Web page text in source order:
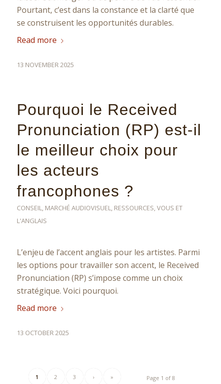
Pourtant, c’est dans la constance et la clarté que
se construisent les opportunités durables.
Read more
13 NOVEMBER 2025
Pourquoi le Received
Pronunciation (RP) est-il
le meilleur choix pour
les acteurs
francophones ?
CONSEIL, MARCHÉ AUDIOVISUEL, RESSOURCES,VOUS ET
L'ANGLAIS
L’enjeu de l’accent anglais pour les artistes. Parmi
les options pour travailler son accent, le Received
Pronunciation (RP) s’impose comme un choix
stratégique. Voici pourquoi.
Read more
13 OCTOBER 2025
Page 1 of 8
1 2 3 › »